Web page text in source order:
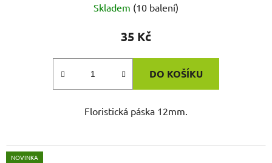
Skladem (10 balení)
35 Kč
DO KOŠÍKU
Floristická páska 12mm.
NOVINKA